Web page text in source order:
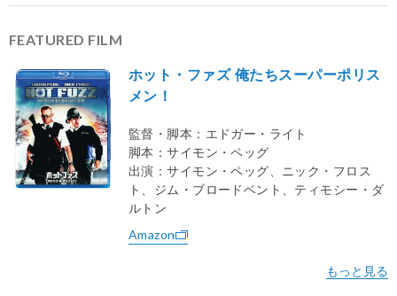
FEATURED FILM
ホット・ファズ 俺たちスーパーポリス
メン！
監督・脚本：エドガー・ライト
脚本：サイモン・ペッグ
出演：サイモン・ペッグ、ニック・フロス
ト、ジム・ブロードベント、ティモシー・ダ
ルトン
Amazon